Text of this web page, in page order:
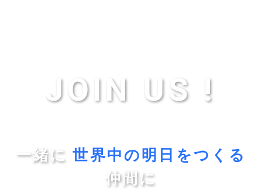
JOIN US !
一緒に世界中の明日をつくる
仲間に